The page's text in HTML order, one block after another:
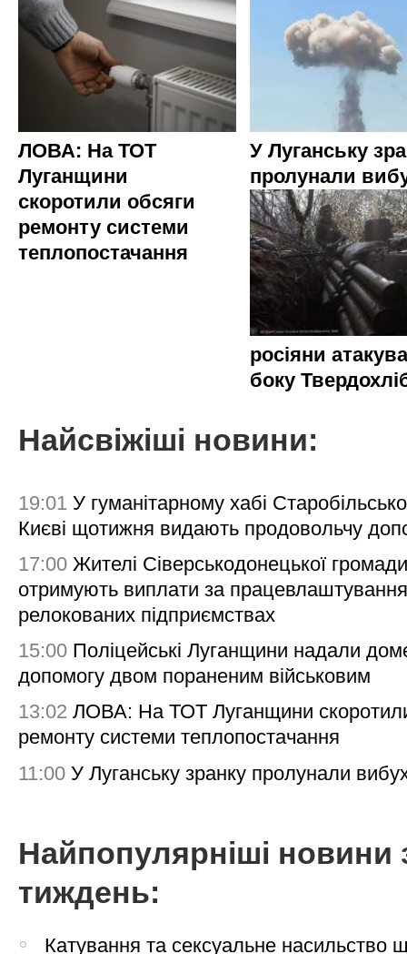
ЛОВА: На ТОТ
Луганщини
скоротили обсяги
ремонту системи
теплопостачання
У Луганську
пролунали
росіяни
боку
Найсвіжіші новини:
19:01 У гуманітарному хабі
Києві щотижня видають продовольчу
17:00 Жителі Сіверськодонецької
отримують виплати за
релокованих підприємствах
15:00 Поліцейські Луганщини надали
допомогу двом пораненим військовим
13:02 ЛОВА: На ТОТ Луганщини
ремонту системи теплопостачання
11:00 У Луганську зранку пролунали
Найпопулярніші новини
тиждень:
Катування та сексуальне насильство